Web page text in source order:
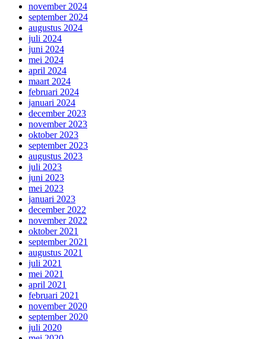
november 2024
september 2024
augustus 2024
juli 2024
juni 2024
mei 2024
april 2024
maart 2024
februari 2024
januari 2024
december 2023
november 2023
oktober 2023
september 2023
augustus 2023
juli 2023
juni 2023
mei 2023
januari 2023
december 2022
november 2022
oktober 2021
september 2021
augustus 2021
juli 2021
mei 2021
april 2021
februari 2021
november 2020
september 2020
juli 2020